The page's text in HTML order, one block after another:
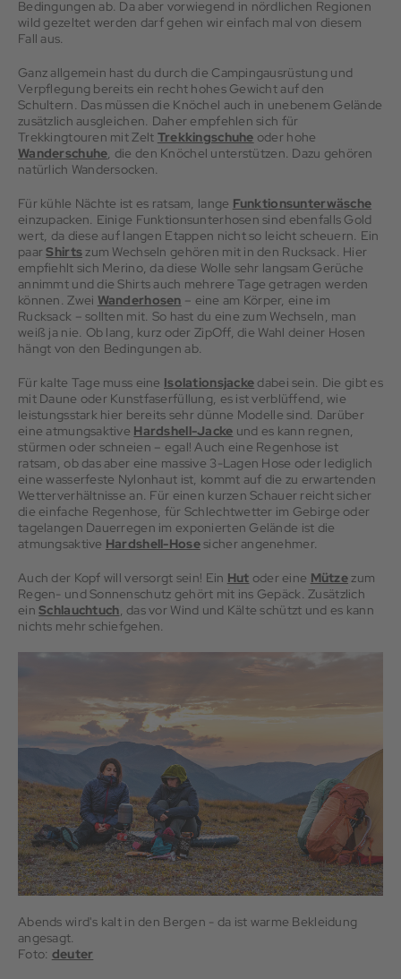
Bedingungen ab. Da aber vorwiegend in nördlichen Regionen
wild gezeltet werden darf gehen wir einfach mal von diesem
Fall aus.
Ganz allgemein hast du durch die Campingausrüstung und
Verpflegung bereits ein recht hohes Gewicht auf den
Schultern. Das müssen die Knöchel auch in unebenem Gelände
zusätzlich ausgleichen. Daher empfehlen sich für
Trekkingtouren mit Zelt Trekkingschuhe oder hohe
Wanderschuhe, die den Knöchel unterstützen. Dazu gehören
natürlich Wandersocken.
Für kühle Nächte ist es ratsam, lange Funktionsunterwäsche
einzupacken. Einige Funktionsunterhosen sind ebenfalls Gold
wert, da diese auf langen Etappen nicht so leicht scheuern. Ein
paarShirtszum Wechseln gehören mit in den Rucksack. Hier
empfiehlt sich Merino, da diese Wolle sehr langsam Gerüche
annimmt und die Shirts auch mehrere Tage getragen werden
können. Zwei Wanderhosen – eine am Körper, eine im
Rucksack – sollten mit. So hast du eine zum Wechseln, man
weiß ja nie. Ob lang, kurz oder ZipOff, die Wahl deiner Hosen
hängt von den Bedingungen ab.
Für kalte Tage muss eine Isolationsjacke dabei sein. Die gibt es
mit Daune oder Kunstfaserfüllung, es ist verblüffend, wie
leistungsstark hier bereits sehr dünne Modelle sind. Darüber
eine atmungsaktive Hardshell-Jacke und es kann regnen,
stürmen oder schneien – egal! Auch eine Regenhose ist
ratsam, ob das aber eine massive 3-Lagen Hose oder lediglich
eine wasserfeste Nylonhaut ist, kommt auf die zu erwartenden
Wetterverhältnisse an. Für einen kurzen Schauer reicht sicher
die einfache Regenhose, für Schlechtwetter im Gebirge oder
tagelangen Dauerregen im exponierten Gelände ist die
atmungsaktive Hardshell-Hosesicher angenehmer.
Auch der Kopf will versorgt sein! Ein Hut oder eine Mützezum
Regen- und Sonnenschutz gehört mit ins Gepäck. Zusätzlich
einSchlauchtuch, das vor Wind und Kälte schützt und es kann
nichts mehr schiefgehen.
Abends wird's kalt in den Bergen - da ist warme Bekleidung
angesagt.
Foto: deuter